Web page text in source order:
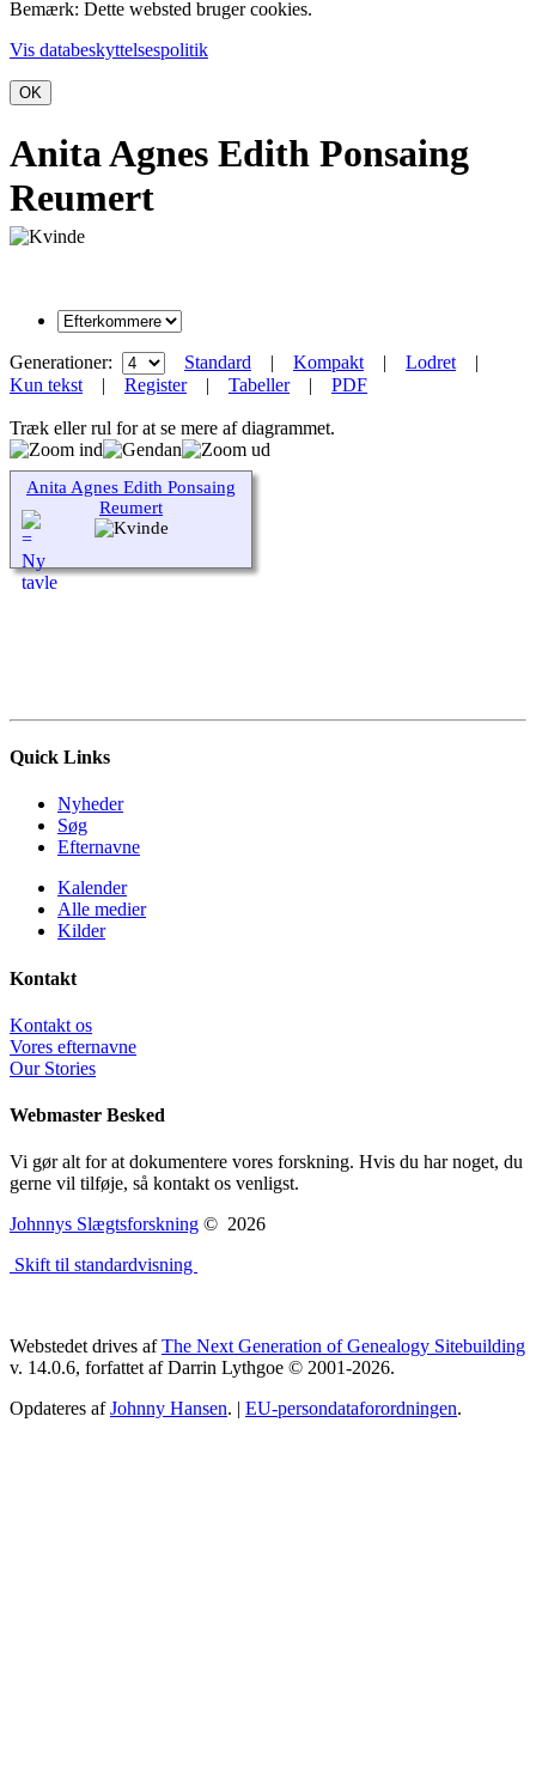
Bemærk: Dette websted bruger cookies.
Vis databeskyttelsespolitik
OK
Anita Agnes Edith Ponsaing
Reumert
Generationer: Standard | Kompakt | Lodret |
Kun tekst | Register| Tabeller| PDF
Træk eller rul for at se mere af diagrammet.
Anita Agnes Edith Ponsaing
Reumert
Quick Links
Nyheder
Søg
Efternavne
Kalender
Alle medier
Kilder
Kontakt
Kontakt os
Vores efternavne
Our Stories
Webmaster Besked
Vi gør alt for at dokumentere vores forskning. Hvis du har noget, du
gerne vil tilføje, så kontakt os venligst.
Johnnys Slægtsforskning © 2026
Skift til standardvisning
Webstedet drives afThe Next Generation of Genealogy Sitebuilding
v. 14.0.6, forfattet af Darrin Lythgoe © 2001-2026.
Opdateres afJohnny Hansen. | EU-persondataforordningen.